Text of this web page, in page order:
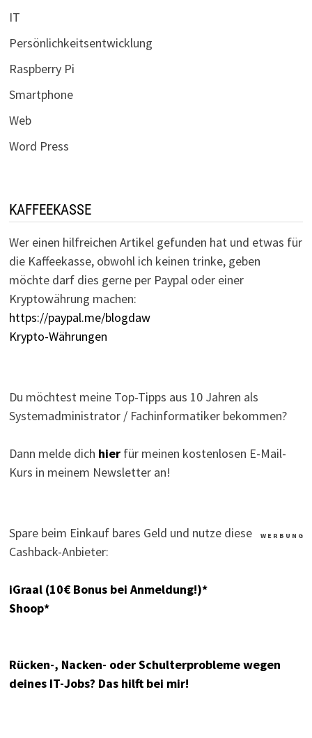
IT
Persönlichkeitsentwicklung
Raspberry Pi
Smartphone
Web
Word Press
KAFFEEKASSE
Wer einen hilfreichen Artikel gefunden hat und etwas für
die Kaffeekasse, obwohl ich keinen trinke, geben
möchte darf dies gerne per Paypal oder einer
Kryptowährung machen:
https://paypal.me/blogdaw
Krypto-Währungen
Du möchtest meine Top-Tipps aus 10 Jahren als
Systemadministrator / Fachinformatiker bekommen?
Dann melde dich hierfür meinen kostenlosen E-Mail-
Kurs in meinem Newsletter an!
W E R B U N G
Spare beim Einkauf bares Geld und nutze diese
Cashback-Anbieter:
iGraal (10€ Bonus bei Anmeldung!)*
Shoop*
Rücken-, Nacken- oder Schulterprobleme wegen
deines IT-Jobs? Das hilft bei mir!